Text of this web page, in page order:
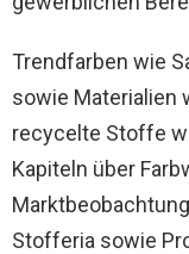
Trendfarben wie
sowie Materialien
recycelte Stoffe
Kapiteln über
Stofferia sowie